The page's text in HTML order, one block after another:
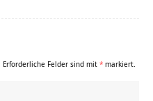
Erforderliche Felder sind mit * markiert.